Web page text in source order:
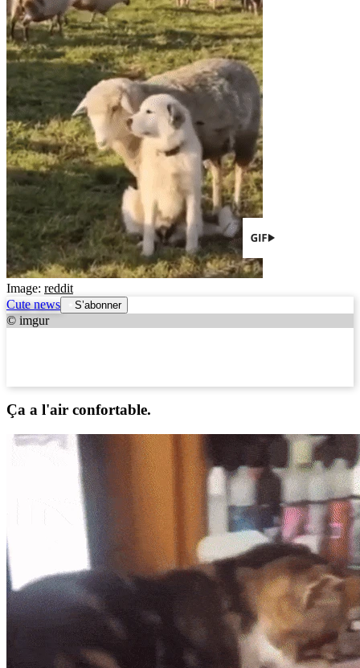
Image: reddit
Cute news
S’abonner
© imgur
Ça a l'air confortable.